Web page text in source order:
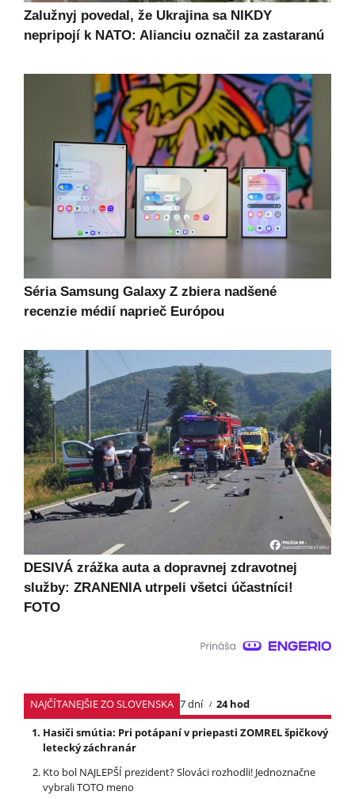
Zalužnyj povedal, že Ukrajina sa NIKDY
nepripojí k NATO: Alianciu označil za zastaranú
Séria Samsung Galaxy Z zbiera nadšené
recenzie médií naprieč Európou
DESIVÁ zrážka auta a dopravnej zdravotnej
služby: ZRANENIA utrpeli všetci účastníci!
FOTO
NAJČÍTANEJŠIE ZO SLOVENSKA 7 dní
24 hod
Hasiči smútia: Pri potápaní v priepasti ZOMREL špičkový
letecký záchranár
Kto bol NAJLEPŠÍ prezident? Slováci rozhodli! Jednoznačne
vybrali TOTO meno